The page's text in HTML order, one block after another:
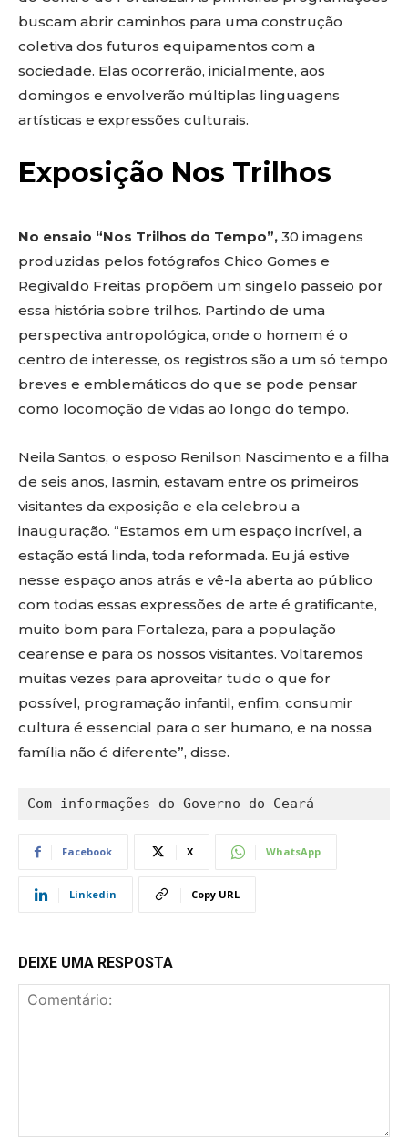
buscam abrir caminhos para uma construção
coletiva dos futuros equipamentos com a
sociedade. Elas ocorrerão, inicialmente, aos
domingos e envolverão múltiplas linguagens
artísticas e expressões culturais.
Exposição Nos Trilhos
No ensaio “Nos Trilhos do Tempo”, 30 imagens
produzidas pelos fotógrafos Chico Gomes e
Regivaldo Freitas propõem um singelo passeio por
essa história sobre trilhos. Partindo de uma
perspectiva antropológica, onde o homem é o
centro de interesse, os registros são a um só tempo
breves e emblemáticos do que se pode pensar
como locomoção de vidas ao longo do tempo.
Neila Santos, o esposo Renilson Nascimento e a filha
de seis anos, Iasmin, estavam entre os primeiros
visitantes da exposição e ela celebrou a
inauguração. “Estamos em um espaço incrível, a
estação está linda, toda reformada. Eu já estive
nesse espaço anos atrás e vê-la aberta ao público
com todas essas expressões de arte é gratificante,
muito bom para Fortaleza, para a população
cearense e para os nossos visitantes. Voltaremos
muitas vezes para aproveitar tudo o que for
possível, programação infantil, enfim, consumir
cultura é essencial para o ser humano, e na nossa
família não é diferente”, disse.
Com informações do Governo do Ceará
Facebook X WhatsApp
Linkedin Copy URL
DEIXE UMA RESPOSTA